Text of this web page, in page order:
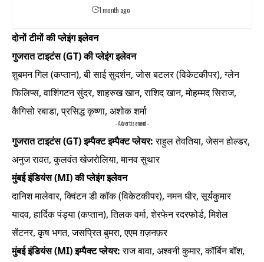
1 month ago
दोनों टीमों की प्लेइंग इलेवन
गुजरात टाइटंस (GT) की प्लेइंग इलेवन
शुबमन गिल (कप्तान), बी साई सुदर्शन, जोस बटलर (विकेटकीपर), ग्लेन
फिलिप्स, वाशिंगटन सुंदर, शाहरुख खान, राशिद खान, मोहम्मद सिराज,
कैगिसो रबाडा, प्रसिद्ध कृष्णा, अशोक शर्मा
- Advertisement -
गुजरात टाइटंस (GT) इम्पैक्ट इम्पैक्ट प्लेयर:राहुल तेवतिया, जेसन होल्डर,
अनुज रावत, कुलवंत खेजरोलिया, मानव सुथार
मुंबई इंडियंस (MI) की प्लेइंग इलेवन
दानिश मालेवार, क्विंटन डी कॉक (विकेटकीपर), नमन धीर, सूर्यकुमार
यादव, हार्दिक पंड्या (कप्तान), तिलक वर्मा, शेरफेन रदरफोर्ड, मिशेल
सेंटनर, कृष भगत, जसप्रित बुमरा, एएम ग़ज़नफ़र
मुंबई इंडियंस (MI) इम्पैक्ट प्लेयर:राज बावा, अश्वनी कुमार, कॉर्बिन बॉश,